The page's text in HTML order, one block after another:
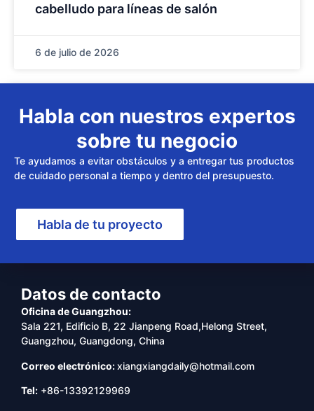
cabelludo para líneas de salón
6 de julio de 2026
Habla con nuestros expertos
sobre tu negocio
Te ayudamos a evitar obstáculos y a entregar tus productos
de cuidado personal a tiempo y dentro del presupuesto.
Habla de tu proyecto
Datos de contacto
Oficina de Guangzhou:
Sala 221, Edificio B, 22 Jianpeng Road,Helong Street,
Guangzhou, Guangdong, China
Correo electrónico:xiangxiangdaily@hotmail.com
Tel: +86-13392129969